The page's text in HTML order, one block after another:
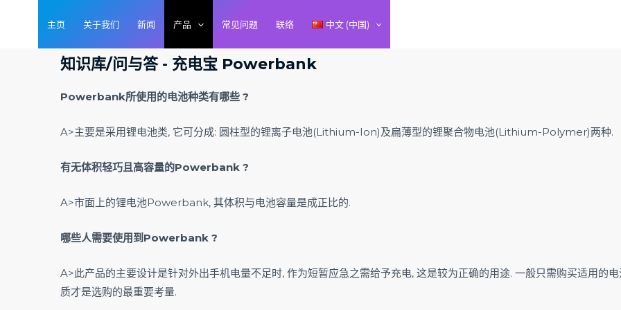
主页 关于我们 新闻 产品 常见问题 联络 中文 (中国)
知识库/问与答 - 充电宝 Powerbank
Powerbank所使用的电池种类有哪些 ?
A>主要是采用锂电池类, 它可分成: 圆柱型的锂离子电池(Lithium-Ion)及扁薄型的锂聚合物电池(Lithium-Polymer)两种.
有无体积轻巧且高容量的Powerbank ?
A>市面上的锂电池Powerbank, 其体积与电池容量是成正比的.
哪些人需要使用到Powerbank ?
A>此产品的主要设计是针对外出手机电量不足时, 作为短暂应急之需给予充电, 这是较为正确的用途. 一般只需购买适用的
质才是选购的最重要考量.